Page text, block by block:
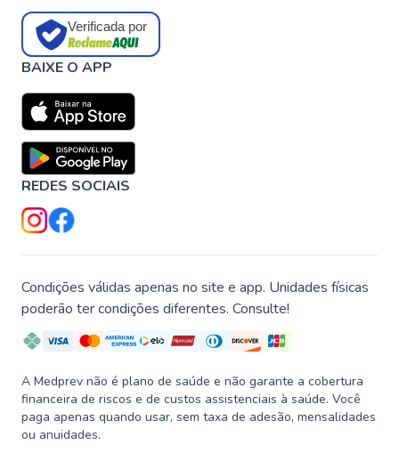
Verificada por
BAIXE O APP
REDES SOCIAIS
Condições válidas apenas no site e app. Unidades físicas
poderão ter condições diferentes. Consulte!
A Medprev não é plano de saúde e não garante a cobertura
financeira de riscos e de custos assistenciais à saúde. Você
paga apenas quando usar, sem taxa de adesão, mensalidades
ou anuidades.